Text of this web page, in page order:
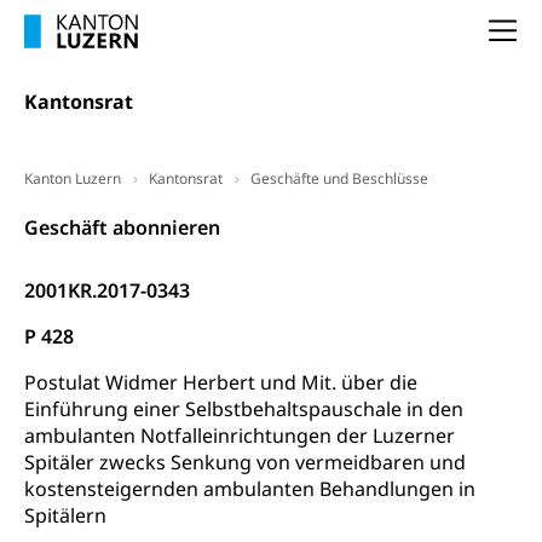
Kantonsrat
Kanton Luzern Kantonsrat Geschäfte und Beschlüsse
Geschäft abonnieren
2001KR.2017-0343
P 428
Postulat Widmer Herbert und Mit. über die
Einführung einer Selbstbehaltspauschale in den
ambulanten Notfalleinrichtungen der Luzerner
Spitäler zwecks Senkung von vermeidbaren und
kostensteigernden ambulanten Behandlungen in
Spitälern
Arbeitslosenentschädigung (WAS Luzern)
Unterstützung der Wirtschaftsförderung
Selbständige (WAS Luzern)
Pensionierung
Vorsorge, Altersvorsorge
LUPK - Luzerner Pensionskasse
Altersvorsorge (gruezi.lu.ch)
Forschungsförderung, Wissenschaftsmarketing,
Pilotprojekte Klima
Innovative Projekte Landwirtschaft und
Wald
Projektförderung Universität Luzern unilu
Erwachsenenbildung und Weiterbildung
Umschulung, zweiter Bildungsweg,
Nachdiplomstudium, Zusatzlehre, Höhere
Berufsbildung, Berufsmatura nach Lehre,
Neuorientierung, Grundkompetenzen,
Berufsberatung, Standortbestimmung,
Studienberatung, Beratung und Unterstützung,